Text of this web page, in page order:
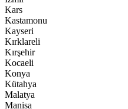
Kars
Kastamonu
Kayseri
Kırklareli
Kırşehir
Kocaeli
Konya
Kütahya
Malatya
Manisa